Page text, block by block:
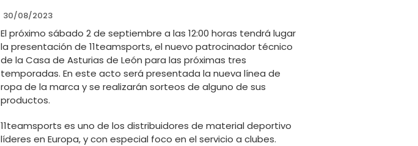
30/08/2023
El próximo sábado 2 de septiembre a las 12:00 horas tendrá lugar
la presentación de 11teamsports, el nuevo patrocinador técnico
de la Casa de Asturias de León para las próximas tres
temporadas. En este acto será presentada la nueva línea de
ropa de la marca y se realizarán sorteos de alguno de sus
productos.
11teamsports es uno de los distribuidores de material deportivo
líderes en Europa, y con especial foco en el servicio a clubes.